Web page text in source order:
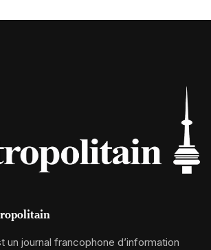
un journal francophone d’information